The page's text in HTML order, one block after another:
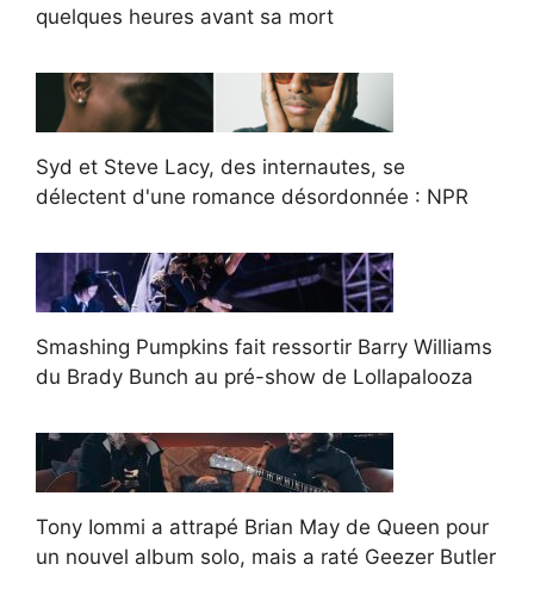
quelques heures avant sa mort
Syd et Steve Lacy, des internautes, se
délectent d'une romance désordonnée : NPR
Smashing Pumpkins fait ressortir Barry Williams
du Brady Bunch au pré-show de Lollapalooza
Tony Iommi a attrapé Brian May de Queen pour
un nouvel album solo, mais a raté Geezer Butler